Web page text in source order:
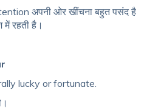
अपनी ओर खींचना बहुत पसंद है
में रहती है।
lucky or fortunate.